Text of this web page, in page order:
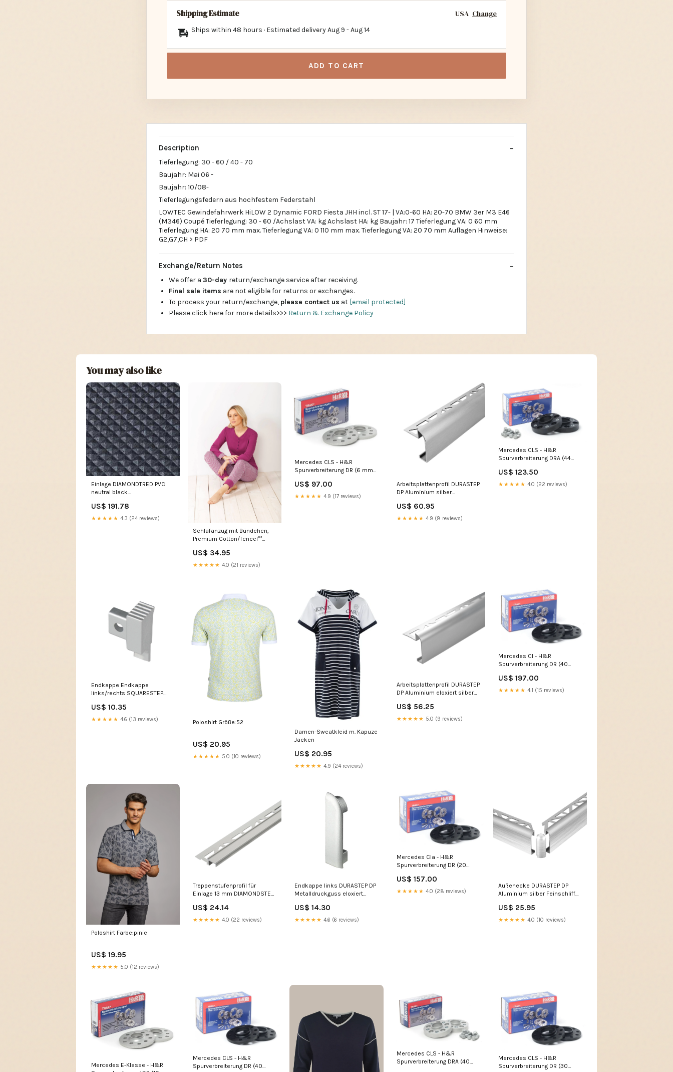
Shipping Estimate USA Change
Ships within 48 hours · Estimated deliveryAug 9 -Aug 14
ADD TO CART
Description
Tieferlegung: 30 - 60 / 40 - 70
Baujahr: Mai 06 -
Baujahr: 10/08-
Tieferlegungsfedern aus hochfestem Federstahl
LOWTEC Gewindefahrwerk HiLOW 2 Dynamic FORD Fiesta JHH incl. ST 17- | VA:0-60 HA: 20-70 BMW 3er M3 E46
(M346) Coupé Tieferlegung: 30 - 60 /Achslast VA: kg Achslast HA: kg Baujahr: 17 Tieferlegung VA: 0 60 mm
Tieferlegung HA: 20 70 mm max. Tieferlegung VA: 0 110 mm max. Tieferlegung VA: 20 70 mm Auflagen Hinweise:
G2,G7,CH > PDF
Exchange/Return Notes
We offer a 30-day return/exchange service after receiving.
Final sale items are not eligible for returns or exchanges.
To process your return/exchange, please contact us at [email protected]
Please click here for more details>>> Return & Exchange Policy
You may also like
Einlage DIAMONDTRED PVC
neutral black
Florent
US$ 191.78
★★★★★ 4.3 (24 reviews)
Schlafanzug mit Bündchen,
Premium Cotton/Tencel™
Atmungsaktiv und
formbeständig bleibt sie
US$ 34.95
★★★★★ 4.0 (21 reviews)
Mercedes CLS - H&R
Spurverbreiterung DR (6 mm)
vorschalldampfer-mini-
cooper-r56-benzin-11-2006-11-
US$ 97.00
★★★★★ 4.9 (17 reviews)
Arbeitsplattenprofil DURASTEP
DP Aluminium silber
sanitärprofil
US$ 60.95
★★★★★ 4.9 (8 reviews)
Mercedes CLS - H&R
Spurverbreiterung DRA (44
US$ 123.50
★★★★★ 4.0 (22 reviews)
Endkappe Endkappe
links/rechts SQUARESTEP
11mm abschlussschiene
US$ 10.35
★★★★★ 4.6 (13 reviews) Poloshirt Größe:52
US$ 20.95
★★★★★ 5.0 (10 reviews)
Damen-Sweatkleid m. Kapuze
Jacken
US$ 20.95
★★★★★ 4.9 (24 reviews)
Arbeitsplattenprofil DURASTEP
DP Aluminium eloxiert silber
Biegevorrichtung
US$ 56.25
★★★★★ 5.0 (9 reviews)
Mercedes Cl - H&R
Spurverbreiterung DR (40
auspuffanlagen
US$ 197.00
★★★★★ 4.1 (15 reviews)
Poloshirt Farbe:pinie
US$ 19.95
★★★★★ 5.0 (12 reviews)
Treppenstufenprofil für
Einlage 13 mm DIAMONDSTEP
11mm 250cm sanitärprofil
US$ 24.14
★★★★★ 4.0 (22 reviews)
Endkappe links DURASTEP DP
Metalldruckguss eloxiert
Treppenstufenprofil im
Florentiner-Stil
US$ 14.30
★★★★★ 4.6 (6 reviews)
Mercedes Cla - H&R
Spurverbreiterung DR (20
US$ 157.00
★★★★★ 4.0 (28 reviews)
Außenecke DURASTEP DP
Aluminium silber Feinschliff
US$ 25.95
★★★★★ 4.0 (10 reviews)
Mercedes E-Klasse - H&R
Mercedes CLS - H&R
Spurverbreiterung DR (40
Mercedes CLS - H&R
Spurverbreiterung DRA (40
Mercedes CLS - H&R
Spurverbreiterung DR (30